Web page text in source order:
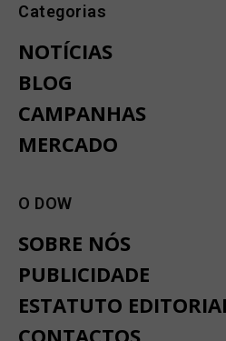
Categorias
NOTÍCIAS
BLOG
CAMPANHAS
MERCADO
O DOW
SOBRE NÓS
PUBLICIDADE
ESTATUTO
CONTACTOS